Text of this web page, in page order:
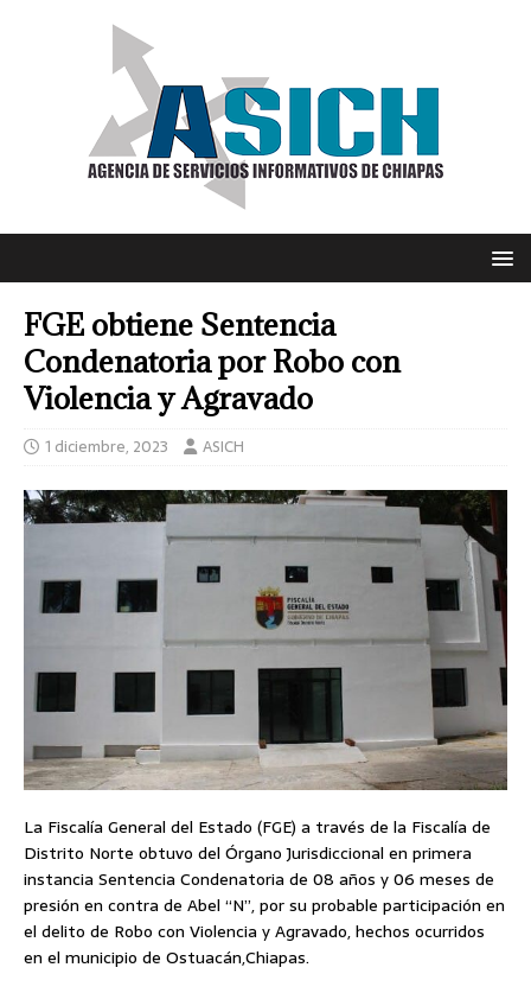
FGE obtiene Sentencia
Condenatoria por Robo con
Violencia y Agravado
1 diciembre, 2023 ASICH
La Fiscalía General del Estado (FGE) a través de la Fiscalía de
Distrito Norte obtuvo del Órgano Jurisdiccional en primera
instancia Sentencia Condenatoria de 08 años y 06 meses de
presión en contra de Abel “N”, por su probable participación en
el delito de Robo con Violencia y Agravado, hechos ocurridos
en el municipio de Ostuacán,Chiapas.